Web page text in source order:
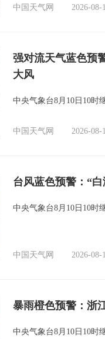
中国天气网 2026-08-
强对流天气蓝色预
大风
中央气象台8月10日10时
中国天气网 2026-08-
台风蓝色预警：“
中央气象台8月10日10时
中国天气网 2026-08-
暴雨橙色预警：浙
中央气象台8月10日10时